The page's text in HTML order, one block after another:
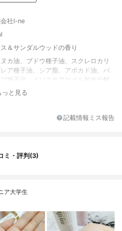
社I-ne
＆サンダルウッドの香り
カ油、ブドウ種子油、スクレロカリ
ア種子油、シア脂、アボカド油、バ
ブ種子油、イソステアロイル加水分解
ク、サルビアヒスパニカ種子油、ラウ
ヘーゼルナッツ油、イソステアリン
っと見る
記載情報ミス報告
ミ・評判(3)
ア大学生